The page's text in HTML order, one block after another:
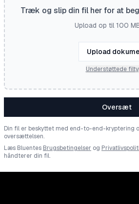
Træk og slip din fil her for at
Upload op til 100
Upload
Understøttede
Oversæt
Din fil er beskyttet med end-to-end-kryptering
oversættelsen.
Læs Bluentes Brugsbetingelser og
håndterer din fil.